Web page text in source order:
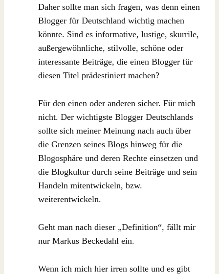
Daher sollte man sich fragen, was denn einen
Blogger für Deutschland wichtig machen
könnte. Sind es informative, lustige, skurrile,
außergewöhnliche, stilvolle, schöne oder
interessante Beiträge, die einen Blogger für
diesen Titel prädestiniert machen?
Für den einen oder anderen sicher. Für mich
nicht. Der wichtigste Blogger Deutschlands
sollte sich meiner Meinung nach auch über
die Grenzen seines Blogs hinweg für die
Blogosphäre und deren Rechte einsetzen und
die Blogkultur durch seine Beiträge und sein
Handeln mitentwickeln, bzw.
weiterentwickeln.
Geht man nach dieser „Definition“, fällt mir
nur Markus Beckedahl ein.
Wenn ich mich hier irren sollte und es gibt